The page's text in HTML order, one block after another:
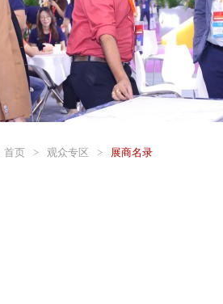
首页 > 观众专区 > 展商名录